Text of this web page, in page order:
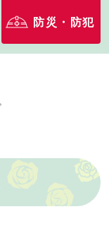
防災・防犯